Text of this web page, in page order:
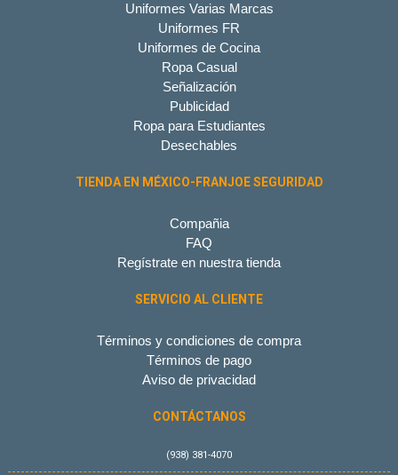
Uniformes Varias Marcas
Uniformes FR
Uniformes de Cocina
Ropa Casual
Señalización
Publicidad
Ropa para Estudiantes
Desechables
TIENDA EN MÉXICO-FRANJOE SEGURIDAD
Compañia
FAQ
Regístrate en nuestra tienda
SERVICIO AL CLIENTE
Términos y condiciones de compra
Términos de pago
Aviso de privacidad
CONTÁCTANOS
(938) 381-4070